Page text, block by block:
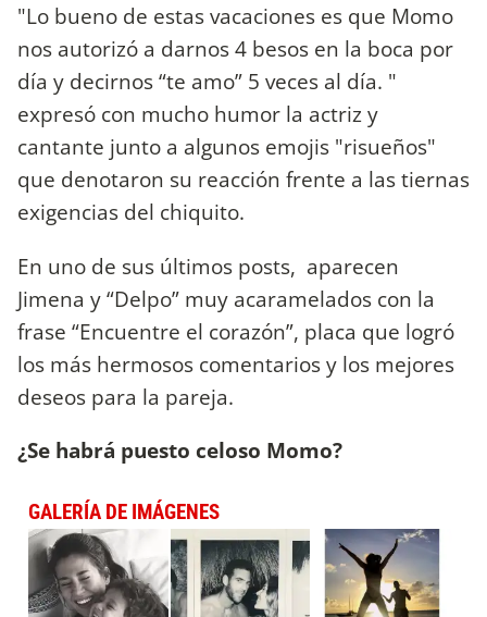
"Lo bueno de estas vacaciones es que Momo
nos autorizó a darnos 4 besos en la boca por
día y decirnos “te amo” 5 veces al día. "
expresó con mucho humor la actriz y
cantante junto a algunos emojis "risueños"
que denotaron su reacción frente a las tiernas
exigencias del chiquito.
En uno de sus últimos posts, aparecen
Jimena y “Delpo” muy acaramelados con la
frase “Encuentre el corazón”, placa que logró
los más hermosos comentarios y los mejores
deseos para la pareja.
¿Se habrá puesto celoso Momo?
GALERÍA DE IMÁGENES